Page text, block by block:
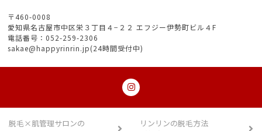
〒460-0008
愛知県名古屋市中区栄３丁目４−２２ エフジー伊勢町ビル４F
電話番号：052-259-2306
sakae@happyrinrin.jp(24時間受付中)
脱毛×肌管理サロンの
リンリンの脱毛方法